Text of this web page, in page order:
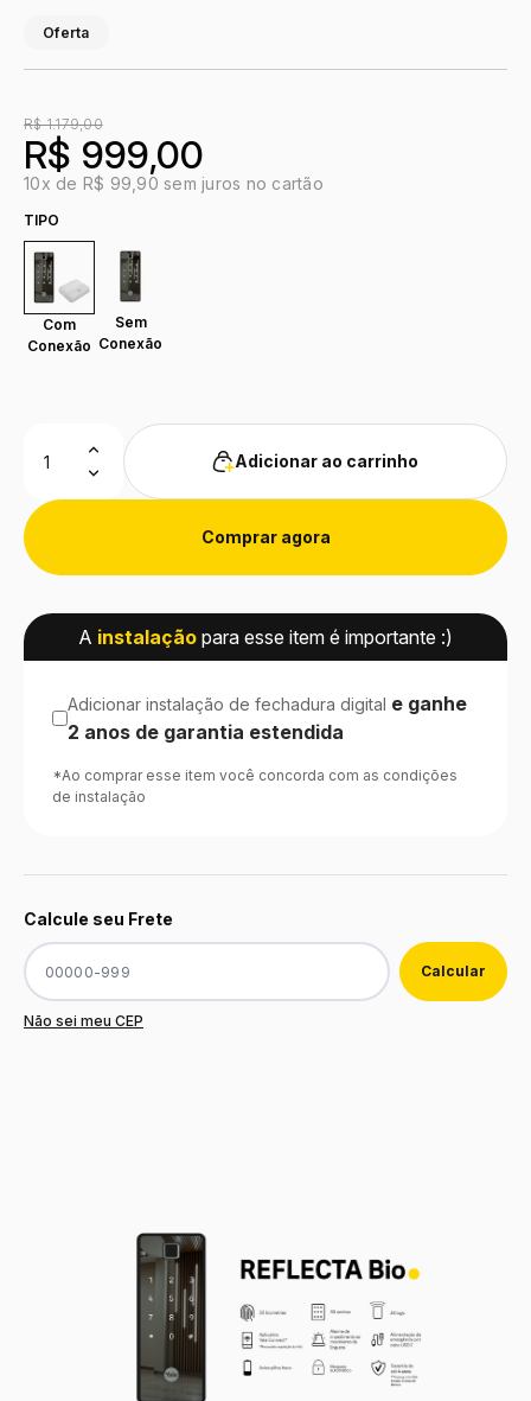
Oferta
R$ 1.179,00
R$ 999,00
10x de R$ 99,90 sem juros no cartão
TIPO
Com
Conexão
Sem
Conexão
Adicionar ao carrinho
Comprar agora
A instalação para esse item é importante :)
Adicionar instalação de fechadura digital e ganhe
2 anos de garantia estendida
*Ao comprar esse item você concorda com as condições
de instalação
Calcule seu Frete
Não sei meu CEP